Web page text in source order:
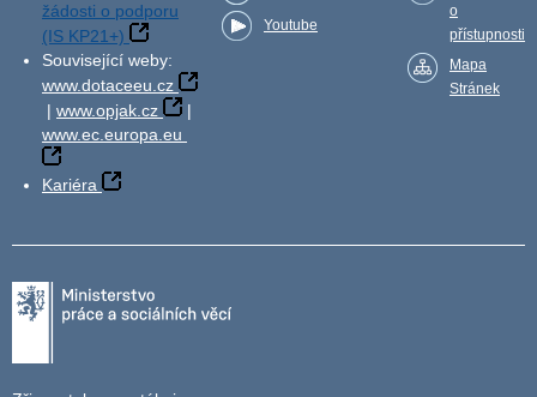
žádosti o podporu
(IS KP21+)
Související weby:
www.dotaceeu.cz
| www.opjak.cz
|
www.ec.europa.eu
Kariéra
Youtube
o
přístupnosti
Mapa
Stránek